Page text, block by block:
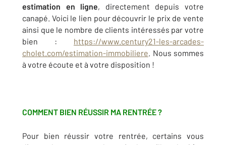
estimation en ligne, directement depuis votre
canapé. Voici le lien pour découvrir le prix de vente
ainsi que le nombre de clients intéressés par votre
bien : https://www.century21-les-arcades-
cholet.com/estimation-immobiliere . Nous sommes
à votre écoute et à votre disposition !
COMMENT BIEN RÉUSSIR MA RENTRÉE ?
Pour bien réussir votre rentrée, certains vous